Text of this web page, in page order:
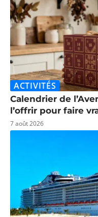
ACTIVITÉS
Calendrier de
l’offrir pour faire
7 août 2026